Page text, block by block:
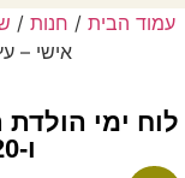
עמוד הבית / חנות /
אישי – עץ
לוח ימי הולדת
ו-20 תליונים – דגם 3